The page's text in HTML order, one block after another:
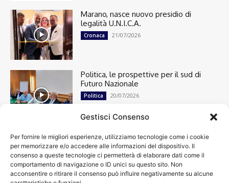
Gestisci Consenso
Per fornire le migliori esperienze, utilizziamo tecnologie come i cookie
per memorizzare e/o accedere alle informazioni del dispositivo. Il
consenso a queste tecnologie ci permetterà di elaborare dati come il
comportamento di navigazione o ID unici su questo sito. Non
acconsentire o ritirare il consenso può influire negativamente su alcune
Marano, nasce nuovo presidio di
legalità U.N.I.C.A.
Cronaca 21/07/2026
Politica, le prospettive per il sud di
Futuro Nazionale
Politica 20/07/2026
Cronaca
13492
Attualità
7299
top
News
4208